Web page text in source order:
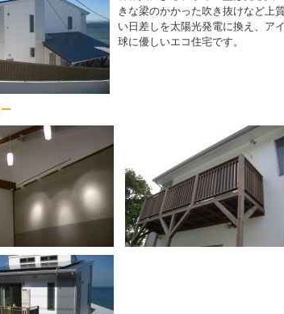
きな梁のかかった吹き抜けなど上
い日差しを太陽光発電に換え、ア
球に優しいエコ住宅です。